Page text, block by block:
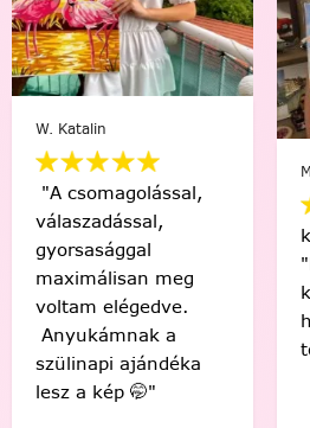
Varga Ági
"Sziasztok! Elkészült
az első! Csodás
érzés, hogy én
készítettem ezt a
gyönyörű képet! 🤩
Köszönöm! "